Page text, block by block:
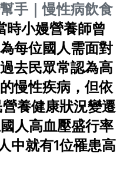
手｜慢性病飲食
時小嫚營養師曾
每位國人需面對
去民眾常認為高
慢性疾病，但依
養健康狀況變遷
人高血壓盛行率
中就有1位罹患高